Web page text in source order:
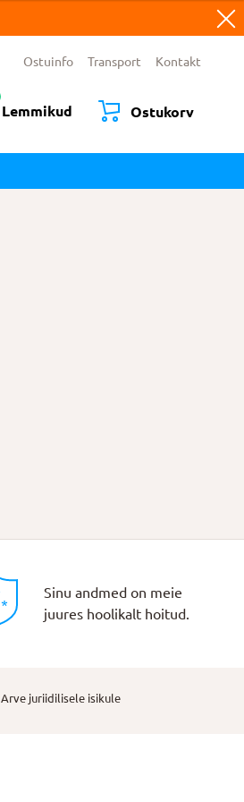
Ostuinfo Transport Kontakt
Lemmikud Ostukorv
Sinu andmed on meie
juures hoolikalt hoitud.
Arve juriidilisele isikule